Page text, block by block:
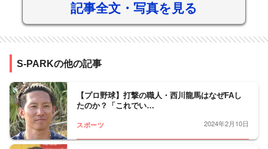
記事全文・写真を見る
S-PARKの他の記事
【プロ野球】打撃の職人・西川龍馬はなぜFAし
たのか？「これでい…
スポーツ 2024年2月10日